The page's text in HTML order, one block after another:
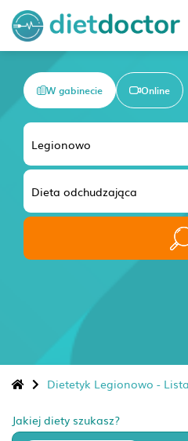
W gabinecie Online
Dietetyk Legionowo -
Jakiej diety szukasz?